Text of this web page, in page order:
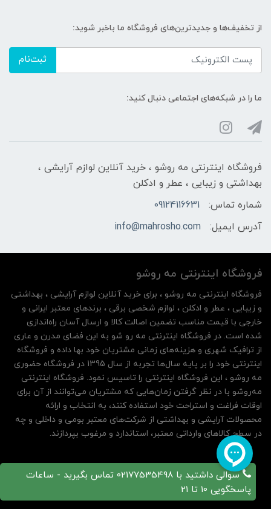
از تخفیف‌ها و جدیدترین‌های فروشگاه ما باخبر شوید:
ثبت‌نام
ما را در شبکه‌های اجتماعی دنبال کنید:
فروشگاه اینترنتی مه‌ رو‌شو ، خرید آنلاین لوازم آرایشی ،
بهداشتی و زیبایی ، عطر و ادکلن
شماره تماس:
09124116631
آدرس ایمیل:
info@mahrosho.com
سوالی داشتید با 02177535498 تماس بگیرید - ساعات
پاسخگویی 10 تا 21
فروشگاه اینترنتی مه‌ رو‌شو
فروشگاه اینترنتی مه‌ رو‌شو ، برای خرید آنلاین لوازم آرایشی ، بهداشتی
و زیبایی ، عطر و ادکلن ، لوازم شخصی برقی ، برندهای معتبر ایرانی و
خارجی با قیمت مناسب تضمین اصالت کالا و ارسال آسان راه‌اندازی
شده است. در فروشگاه اینترنتی مه رو شو به این فضای مدرن و عاری
از ترافیک شهری و هزینه‌های زمانی مشتریان خود بها داده و فروشگاه
اینترنتی خود را بر پایه سال‌ها تجربه از سال 1395 در فروشگاه حضوری
مه روشو ، این فروشگاه اینترنتی را تاسیس نمود. فروشگاه اینترنتی
مه‌رو‌شو با در نظر گرفتن زمان‌هایی که مشتریان می‌توانند از آن‌ برای
اوقات فراغت و استراحت خود استفاده کنند، به انتخاب و ارائه
محصولات آرایشی و بهداشتی از شرکت‌های معتبر بومی و داخلی و چه
در سطح کالاهای وارداتی معتبر، استاندارد و مرغوب بپردازند.